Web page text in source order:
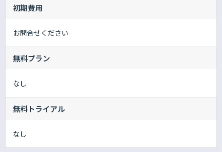
初期費用
お問合せください
無料プラン
なし
無料トライアル
なし